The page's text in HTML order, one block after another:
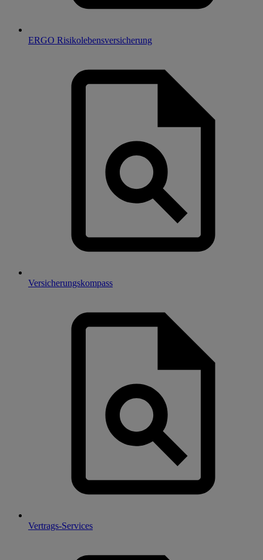
ERGO Risikolebensversicherung
Versicherungskompass
Vertrags-Services